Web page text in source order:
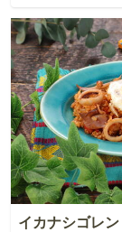
イカナシゴレン